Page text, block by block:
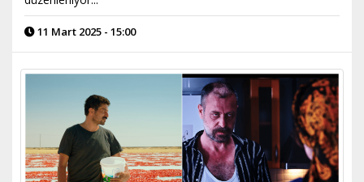
11 Mart 2025 - 15:00